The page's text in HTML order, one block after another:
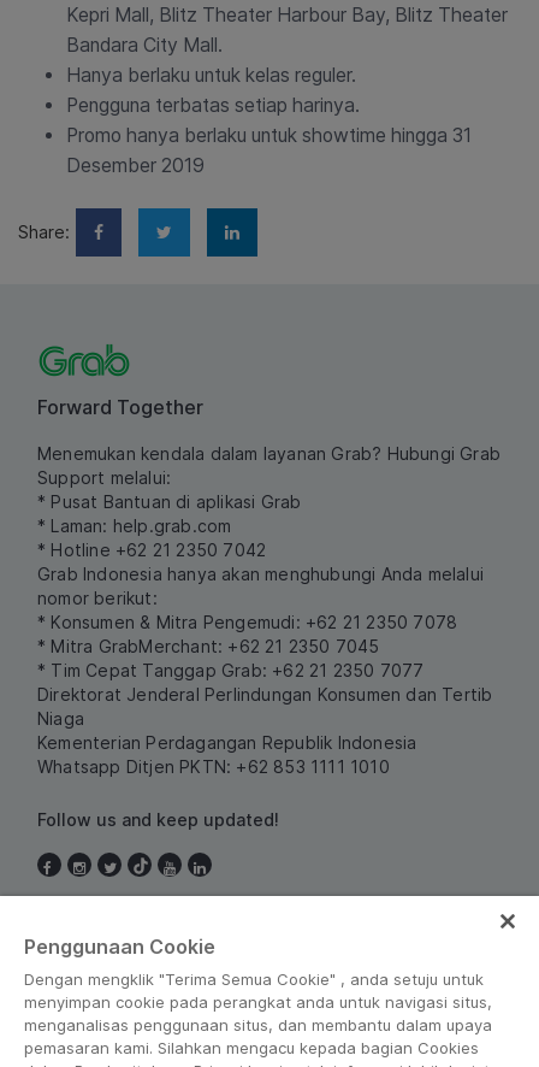
Kepri Mall, Blitz Theater Harbour Bay, Blitz Theater
Bandara City Mall.
Hanya berlaku untuk kelas reguler.
Pengguna terbatas setiap harinya.
Promo hanya berlaku untuk showtime hingga 31
Desember 2019
Share:
Forward Together
Menemukan kendala dalam layanan Grab? Hubungi Grab
Support melalui:
* Pusat Bantuan di aplikasi Grab
* Laman: help.grab.com
* Hotline +62 21 2350 7042
Grab Indonesia hanya akan menghubungi Anda melalui
nomor berikut:
* Konsumen & Mitra Pengemudi: +62 21 2350 7078
* Mitra GrabMerchant: +62 21 2350 7045
* Tim Cepat Tanggap Grab: +62 21 2350 7077
Direktorat Jenderal Perlindungan Konsumen dan Tertib
Niaga
Kementerian Perdagangan Republik Indonesia
Whatsapp Ditjen PKTN: +62 853 1111 1010
Follow us and keep updated!
Penggunaan Cookie
Dengan mengklik "Terima Semua Cookie" , anda setuju untuk
menyimpan cookie pada perangkat anda untuk navigasi situs,
menganalisas penggunaan situs, dan membantu dalam upaya
pemasaran kami. Silahkan mengacu kepada bagian Cookies